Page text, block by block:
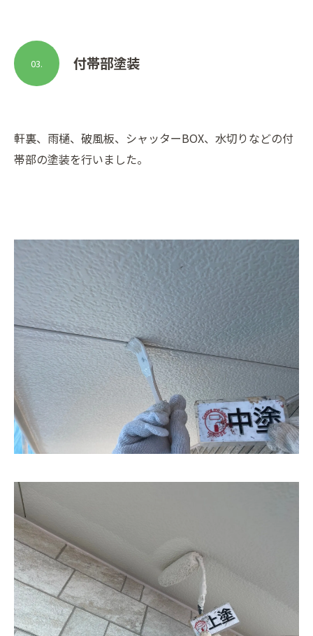
付帯部塗装
03.
軒裏、雨樋、破風板、シャッターBOX、水切りなどの付
帯部の塗装を行いました。